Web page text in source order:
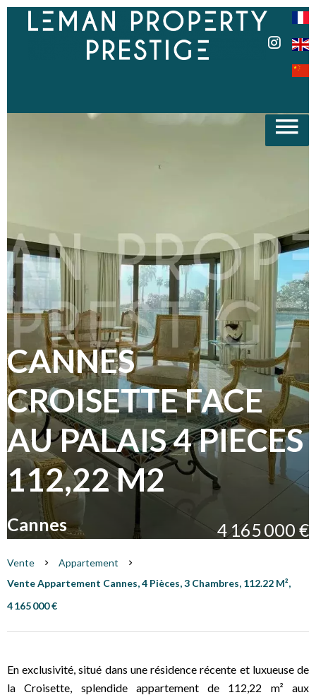
CANNES
CROISETTE FACE
AU PALAIS 4 PIECES
112,22 M2
Cannes 4 165 000 €
Vente
Appartement
Vente Appartement Cannes, 4 Pièces, 3 Chambres, 112.22 M²,
4 165 000 €
En exclusivité, situé dans une résidence récente et luxueuse de
la Croisette, splendide appartement de 112,22 m² aux